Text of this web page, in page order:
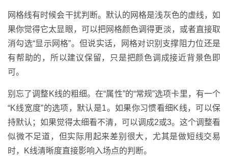
网格线有时候会干扰判断。默认的网格是浅灰色的虚线，如
果你觉得它太显眼，可以把网格颜色调得更淡，或者直接取
消勾选“显示网格”。但说实话，网格对识别支撑阻力位还是
有帮助的，所以建议保留，只是把颜色调成接近背景色即
可。
别忘了调整K线的粗细。在“属性”的“常规”选项卡里，有一个
“K线宽度”的选项，默认是1。如果你习惯看细K线，可以保
持默认；如果觉得太细看不清，可以调成2或3。这个调整看
似微不足道，但实际用起来差别很大，尤其是做短线交易
时，K线清晰度直接影响入场点的判断。